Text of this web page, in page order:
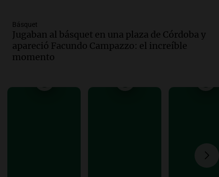
Audio. Carolina Losada: "Faltó que el
oficialismo la explique mejor" sobre la
ley de propiedad privada
Informados al regreso
Audio.Debate en el Senado y protesta
Manifestación en Rosario contra
la ley de Propiedad Privada debatida en
Básquet
Jugaban al básquet en una plaza de Córdoba y
apareció Facundo Campazzo: el increíble
momento